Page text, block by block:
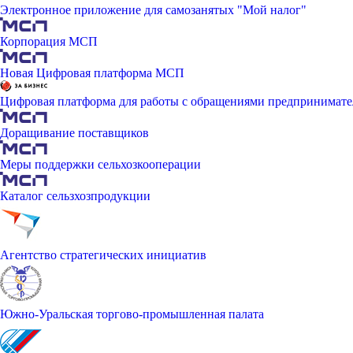
Электронное приложение для самозанятых "Мой налог"
Корпорация МСП
Новая Цифровая платформа МСП
Цифровая платформа для работы с обращениями
Доращивание поставщиков
Меры поддержки сельхозкооперации
Каталог сельзхозпродукции
Агентство стратегических инициатив
Южно-Уральская торгово-промышленная палата